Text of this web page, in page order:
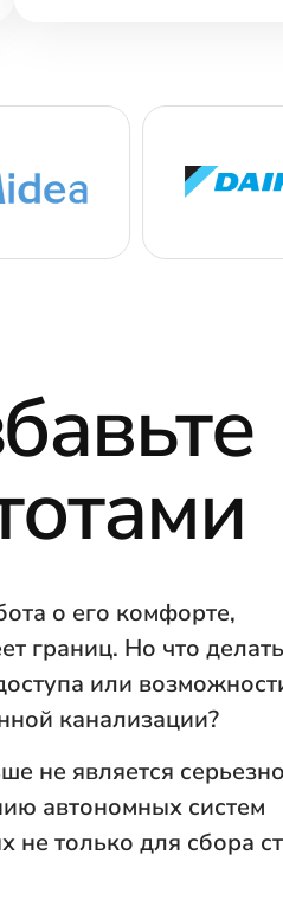
о его комфорте,
границ. Но что
или
канализации?
не является
автономных систем
не только для сбора